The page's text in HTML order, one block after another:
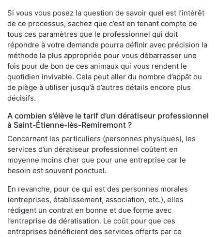
Si vous vous posez la question de savoir quel est l’intérêt
de ce processus, sachez que c’est en tenant compte de
tous ces paramètres que le professionnel qui doit
répondre à votre demande pourra définir avec précision la
méthode la plus appropriée pour vous débarrasser une
fois pour de bon de ces animaux qui vous rendent le
quotidien invivable. Cela peut aller du nombre d’appât ou
de piège à utiliser jusqu’à d’autres détails encore plus
décisifs.
A combien s’élève le tarif d’un dératiseur professionnel
à Saint-Étienne-lès-Remiremont ?
Concernant les particuliers (personnes physiques), les
services d’un dératiseur professionnel coûtent en
moyenne moins cher que pour une entreprise car le
besoin est souvent ponctuel.
En revanche, pour ce qui est des personnes morales
(entreprises, établissement, association, etc.), elles
rédigent un contrat en bonne et due forme avec
l’entreprise de dératisation. Le coût pour que ces
entreprises bénéficient des services offerts par ce